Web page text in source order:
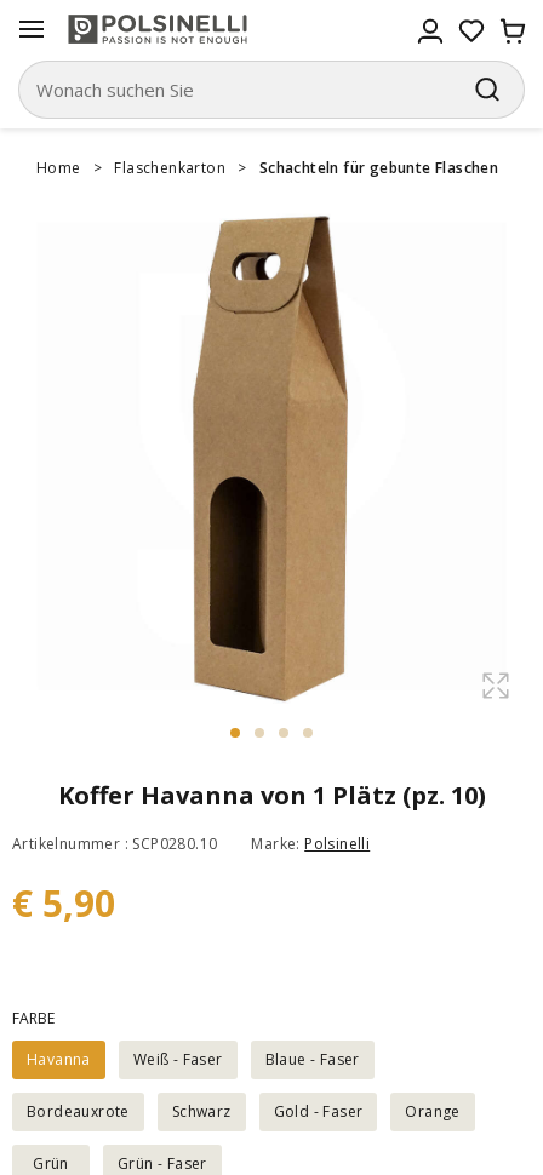
Home > Flaschenkarton > Schachteln für gebunte Flaschen
Koffer Havanna von 1 Plätz (pz. 10)
Artikelnummer : SCP0280.10 Marke: Polsinelli
€ 5,90
FARBE
Havanna
Weiß - Faser Blaue - Faser
Bordeauxrote Schwarz Gold - Faser Orange
Grün Grün - Faser